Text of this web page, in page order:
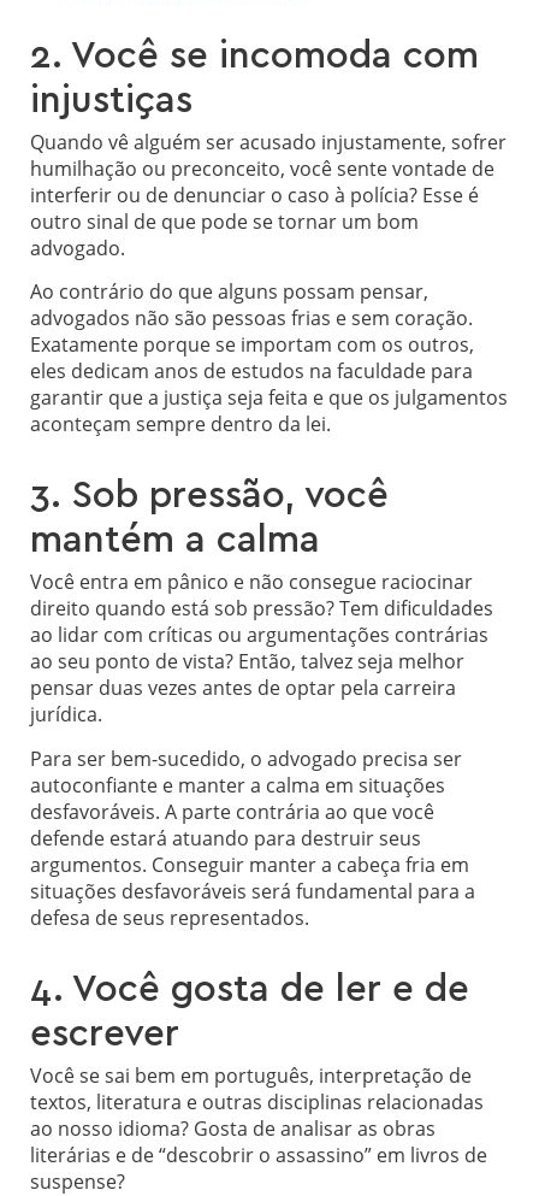
2. Você se incomoda com
injustiças
Quando vê alguém ser acusado injustamente, sofrer
humilhação ou preconceito, você sente vontade de
interferir ou de denunciar o caso à polícia? Esse é
outro sinal de que pode se tornar um bom
advogado.
Ao contrário do que alguns possam pensar,
advogados não são pessoas frias e sem coração.
Exatamente porque se importam com os outros,
eles dedicam anos de estudos na faculdade para
garantir que a justiça seja feita e que os julgamentos
aconteçam sempre dentro da lei.
3. Sob pressão, você
mantém a calma
Você entra em pânico e não consegue raciocinar
direito quando está sob pressão? Tem dificuldades
ao lidar com críticas ou argumentações contrárias
ao seu ponto de vista? Então, talvez seja melhor
pensar duas vezes antes de optar pela carreira
jurídica.
Para ser bem-sucedido, o advogado precisa ser
autoconfiante e manter a calma em situações
desfavoráveis. A parte contrária ao que você
defende estará atuando para destruir seus
argumentos. Conseguir manter a cabeça fria em
situações desfavoráveis será fundamental para a
defesa de seus representados.
4. Você gosta de ler e de
escrever
Você se sai bem em português, interpretação de
textos, literatura e outras disciplinas relacionadas
ao nosso idioma? Gosta de analisar as obras
literárias e de “descobrir o assassino” em livros de
suspense?